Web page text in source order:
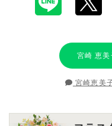
宮崎 恵美
宮崎恵美